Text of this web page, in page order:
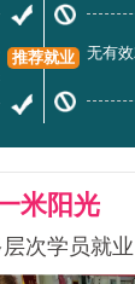
推荐就业 无有效
米阳光
次学员就